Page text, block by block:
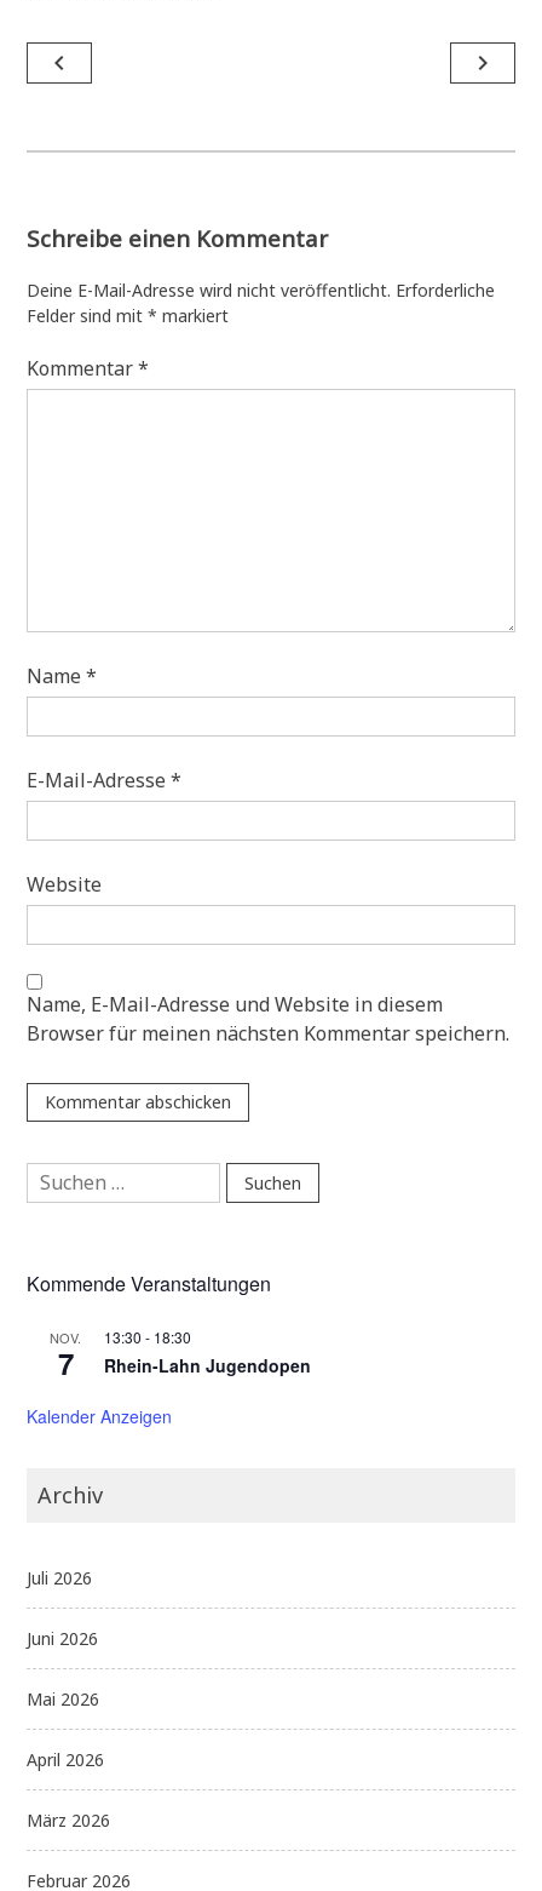
Beitragsnavigation
navigate_before navigate_next
Schreibe einen Kommentar
Deine E-Mail-Adresse wird nicht veröffentlicht. Erforderliche
Felder sind mit* markiert
Kommentar*
Name*
E-Mail-Adresse*
Website
Name, E-Mail-Adresse und Website in diesem
Browser für meinen nächsten Kommentar speichern.
Suchen
nach:
Kommende Veranstaltungen
NOV.
7
13:30 - 18:30
Rhein-Lahn Jugendopen
Kalender Anzeigen
Archiv
Juli 2026
Juni 2026
Mai 2026
April 2026
März 2026
Februar 2026